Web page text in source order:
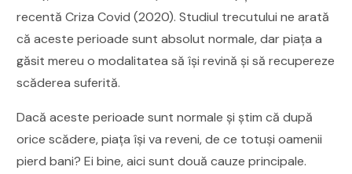
recentă Criza Covid (2020). Studiul trecutului ne arată
că aceste perioade sunt absolut normale, dar piața a
găsit mereu o modalitatea să își revină și să recupereze
scăderea suferită.
Dacă aceste perioade sunt normale și știm că după
orice scădere, piața își va reveni, de ce totuși oamenii
pierd bani? Ei bine, aici sunt două cauze principale.